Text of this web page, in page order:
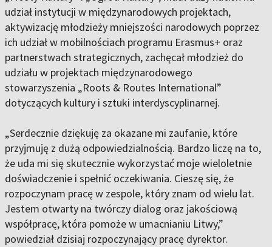
udział instytucji w międzynarodowych projektach,
aktywizację młodzieży mniejszości narodowych poprzez
ich udział w mobilnościach programu Erasmus+ oraz
partnerstwach strategicznych, zachęcał młodzież do
udziału w projektach międzynarodowego
stowarzyszenia „Roots & Routes International”
dotyczących kultury i sztuki interdyscyplinarnej.
„Serdecznie dziękuję za okazane mi zaufanie, które
przyjmuję z dużą odpowiedzialnością. Bardzo liczę na to,
że uda mi się skutecznie wykorzystać moje wieloletnie
doświadczenie i spełnić oczekiwania. Cieszę się, że
rozpoczynam pracę w zespole, który znam od wielu lat.
Jestem otwarty na twórczy dialog oraz jakościową
współpracę, która pomoże w umacnianiu Litwy,”
powiedział dzisiaj rozpoczynający pracę dyrektor.